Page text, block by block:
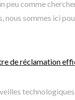
peu comme
nous sommes ici
de réclamation